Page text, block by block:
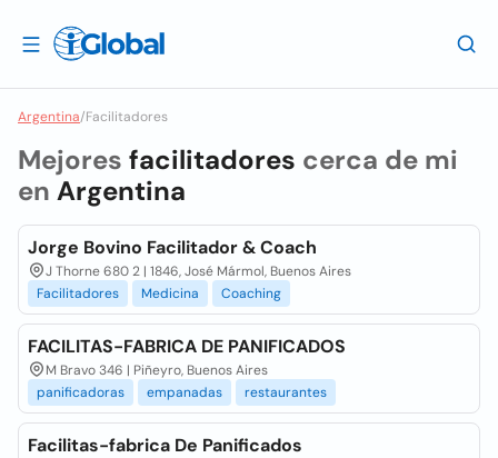
Argentina/Facilitadores
Mejores facilitadores cerca de mi
en Argentina
Jorge Bovino Facilitador & Coach
J Thorne 680 2 | 1846, José Mármol, Buenos Aires
Facilitadores
Medicina Coaching
FACILITAS-FABRICA DE PANIFICADOS
M Bravo 346 | Piñeyro, Buenos Aires
panificadoras
empanadas restaurantes
Facilitas-fabrica De Panificados